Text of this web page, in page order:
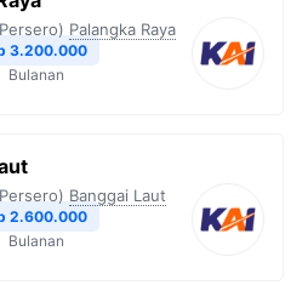
Palangka Raya
3.200.000
Bulanan
Banggai Laut
2.600.000
Bulanan